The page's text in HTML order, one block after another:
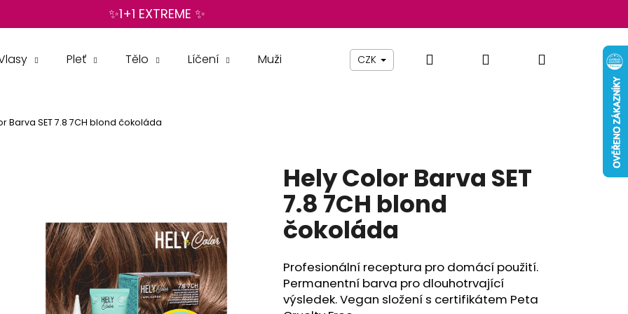
✨1+1 EXTREME ✨
Pleť Tělo Líčení Muži Beauty By Simona Pomůcky Nábytek
CZK Hledat PřihlášeníNákupní
Barva SET 7.8 7CH blond čokoláda
Hely Color Barva SET
7.8 7CH blond
čokoláda
Profesionální receptura pro domácí použití.
Permanentní barva pro dlouhotrvající
výsledek. Vegan složení s certifikátem Peta
Následující